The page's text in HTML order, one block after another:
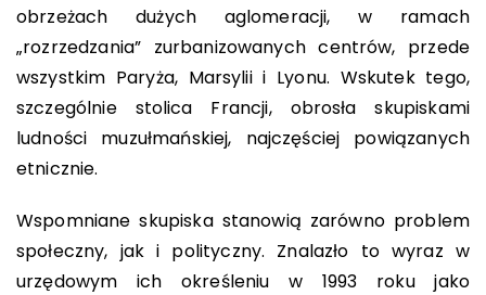
obrzeżach dużych aglomeracji, w ramach
„rozrzedzania” zurbanizowanych centrów, przede
wszystkim Paryża, Marsylii i Lyonu. Wskutek tego,
szczególnie stolica Francji, obrosła skupiskami
ludności muzułmańskiej, najczęściej powiązanych
etnicznie.
Wspomniane skupiska stanowią zarówno problem
społeczny, jak i polityczny. Znalazło to wyraz w
urzędowym ich określeniu w 1993 roku jako